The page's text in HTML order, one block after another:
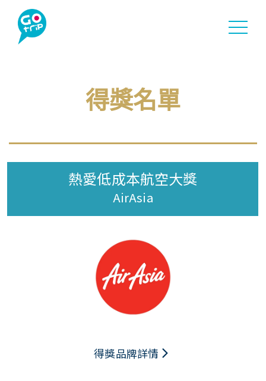
奬項詳情
聯絡我們
得獎名單
熱愛低成本航空大獎
AirAsia
得獎品牌詳情